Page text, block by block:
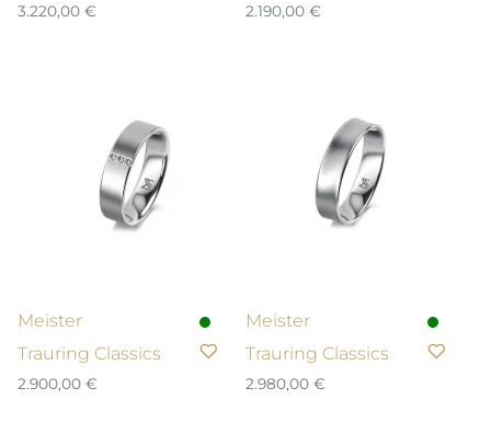
3.220,00 € 2.190,00 €
Meister
Trauring Classics
2.900,00 €
Meister
Trauring Classics
2.980,00 €